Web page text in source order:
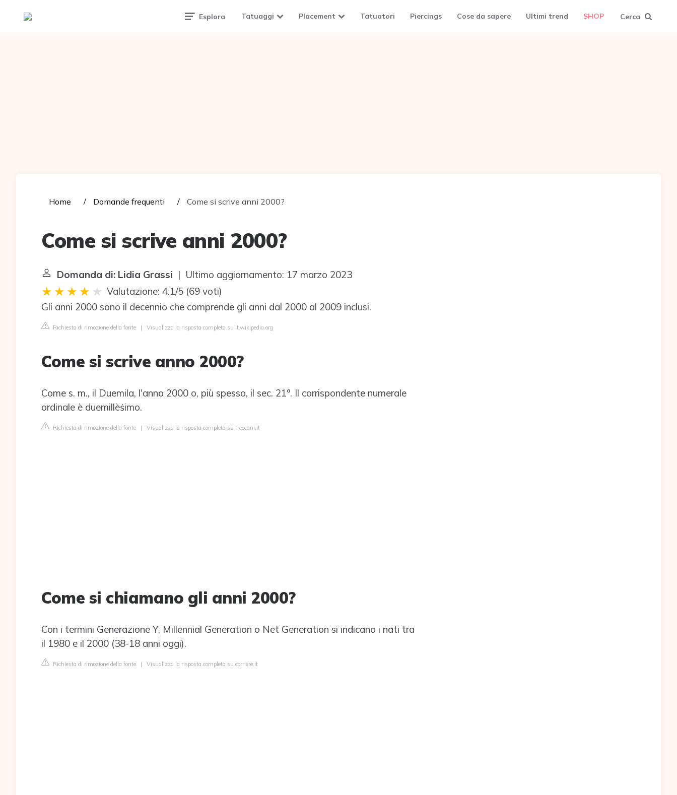
Tattoomuse.it Esplora Tatuaggi Placement Tatuatori Piercings Cose da sapere Ultimi trend SHOP Cerca
Home Domande frequenti Come si scrive anni 2000?
Come si scrive anni 2000?
Domanda di: Lidia Grassi | Ultimo aggiornamento: 17 marzo 2023
Valutazione: 4.1/5 (69 voti)
Gli anni 2000 sono il decennio che comprende gli anni dal 2000 al 2009 inclusi.
Richiesta di rimozione della fonte | Visualizza la risposta completa su it.wikipedia.org
Come si scrive anno 2000?
Come s. m., il Duemila, l'anno 2000 o, più spesso, il sec. 21°. Il corrispondente numerale
ordinale è duemillèṡimo.
Richiesta di rimozione della fonte | Visualizza la risposta completa su treccani.it
Come si chiamano gli anni 2000?
Con i termini Generazione Y, Millennial Generation o Net Generation si indicano i nati tra
il 1980 e il 2000 (38-18 anni oggi).
Richiesta di rimozione della fonte | Visualizza la risposta completa su corriere.it